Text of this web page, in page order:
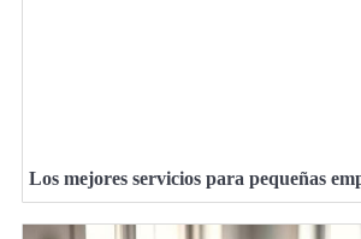
Los mejores servicios para pequeñas